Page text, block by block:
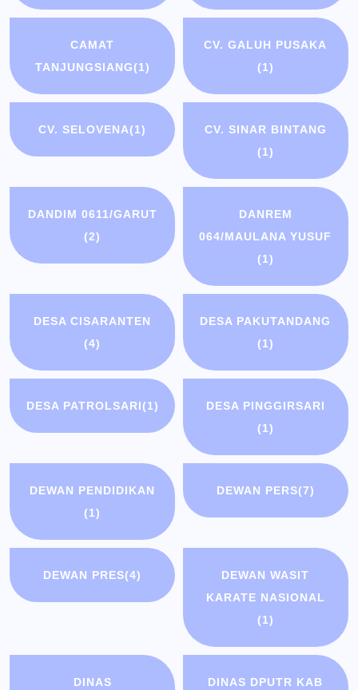
CAMAT
TANJUNGSIANG(1)
CV. GALUH PUSAKA
(1)
CV. SELOVENA(1)
CV. SINAR BINTANG
(1)
DANDIM 0611/GARUT
(2)
DANREM
064/MAULANA YUSUF
(1)
DESA CISARANTEN
(4)
DESA PAKUTANDANG
(1)
DESA PATROLSARI(1)
DESA PINGGIRSARI
(1)
DEWAN PENDIDIKAN
(1)
DEWAN PERS(7)
DEWAN PRES(4)
DEWAN WASIT
KARATE NASIONAL
(1)
DINAS
DINAS DPUTR KAB